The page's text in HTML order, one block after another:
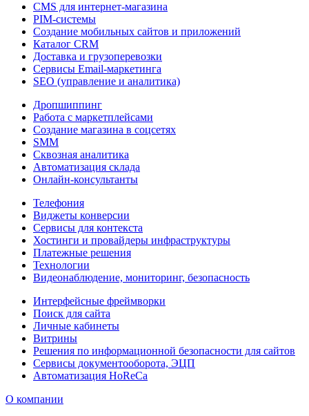
CMS для интернет-магазина
PIM-системы
Создание мобильных сайтов и приложений
Каталог CRM
Доставка и грузоперевозки
Сервисы Email-маркетинга
SEO (управление и аналитика)
Дропшиппинг
Работа с маркетплейсами
Создание магазина в соцсетях
SMM
Сквозная аналитика
Автоматизация склада
Онлайн-консультанты
Телефония
Виджеты конверсии
Сервисы для контекста
Хостинги и провайдеры инфраструктуры
Платежные решения
Технологии
Видеонаблюдение, мониторинг, безопасность
Интерфейсные фреймворки
Поиск для сайта
Личные кабинеты
Витрины
Решения по информационной безопасности для сайтов
Сервисы документооборота, ЭЦП
Автоматизация HoReCa
О компании